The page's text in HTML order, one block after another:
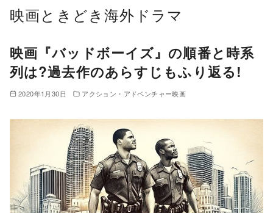
映画ときどき海外ドラマ
映画『バッドボーイズ』の順番と時系
列は?過去作のあらすじもふり返る!
2020年1月30日 アクション・アドベンチャー映画